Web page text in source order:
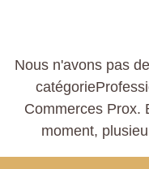
Nous n'avons pas
Commerces Prox.
moment,